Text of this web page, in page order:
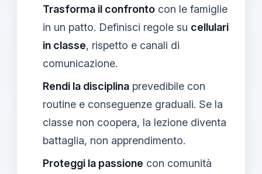
Trasforma il confronto con le famiglie
in un patto. Definisci regole su cellulari
in classe, rispetto e canali di
comunicazione.
Rendi la disciplina prevedibile con
routine e conseguenze graduali. Se la
classe non coopera, la lezione diventa
battaglia, non apprendimento.
Proteggi la passione con comunità